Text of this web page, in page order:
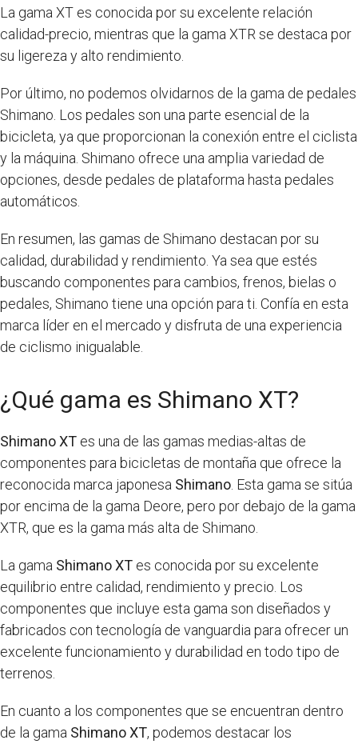
La gama XT es conocida por su excelente relación
calidad-precio, mientras que la gama XTR se destaca por
su ligereza y alto rendimiento.
Por último, no podemos olvidarnos de la gama de pedales
Shimano. Los pedales son una parte esencial de la
bicicleta, ya que proporcionan la conexión entre el ciclista
y la máquina. Shimano ofrece una amplia variedad de
opciones, desde pedales de plataforma hasta pedales
automáticos.
En resumen, las gamas de Shimano destacan por su
calidad, durabilidad y rendimiento. Ya sea que estés
buscando componentes para cambios, frenos, bielas o
pedales, Shimano tiene una opción para ti. Confía en esta
marca líder en el mercado y disfruta de una experiencia
de ciclismo inigualable.
¿Qué gama es Shimano XT?
Shimano XT es una de las gamas medias-altas de
componentes para bicicletas de montaña que ofrece la
reconocida marca japonesa Shimano . Esta gama se sitúa
por encima de la gama Deore, pero por debajo de la gama
XTR, que es la gama más alta de Shimano.
La gama Shimano XT es conocida por su excelente
equilibrio entre calidad, rendimiento y precio. Los
componentes que incluye esta gama son diseñados y
fabricados con tecnología de vanguardia para ofrecer un
excelente funcionamiento y durabilidad en todo tipo de
terrenos.
En cuanto a los componentes que se encuentran dentro
de la gama Shimano XT, podemos destacar los